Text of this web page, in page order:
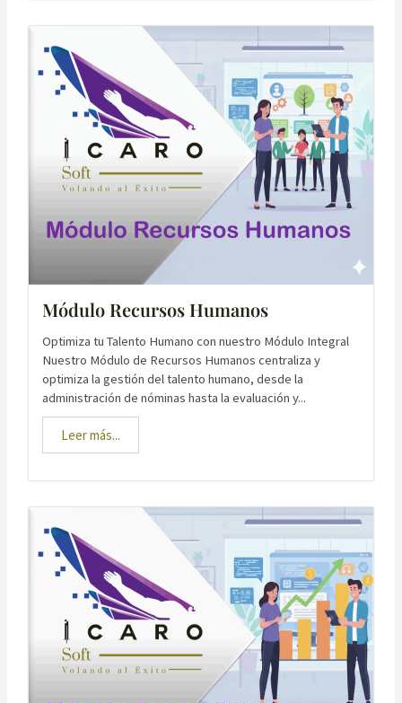
Módulo Recursos Humanos
Optimiza tu Talento Humano con nuestro Módulo Integral
Nuestro Módulo de Recursos Humanos centraliza y
optimiza la gestión del talento humano, desde la
administración de nóminas hasta la evaluación y...
Leer más...